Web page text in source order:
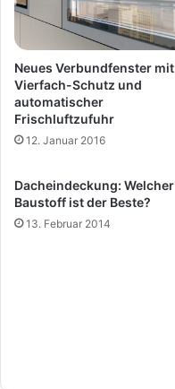
Neues Verbundfenster mit
Vierfach-Schutz und
automatischer
Frischluftzufuhr
12. Januar 2016
Dacheindeckung: Welcher
Baustoff ist der Beste?
13. Februar 2014